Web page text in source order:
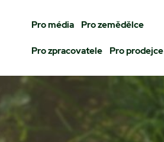
Pro média Pro zemědělce
Pro zpracovatele Pro prodejce